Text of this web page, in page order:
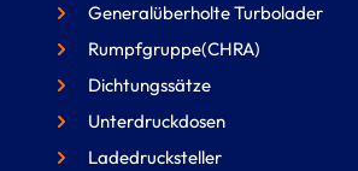
Generalüberholte Turbolader
Rumpfgruppe(CHRA)
Dichtungssätze
Unterdruckdosen
Ladedrucksteller